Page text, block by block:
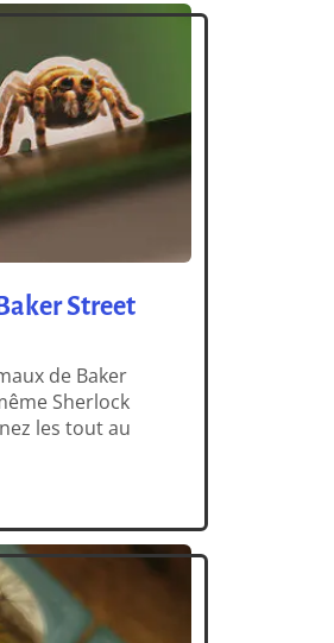
Street
de Baker
Sherlock
les tout au